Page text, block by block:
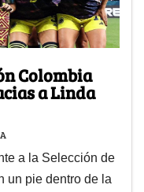
Colombia
a Linda
a la Selección de
un pie dentro de la